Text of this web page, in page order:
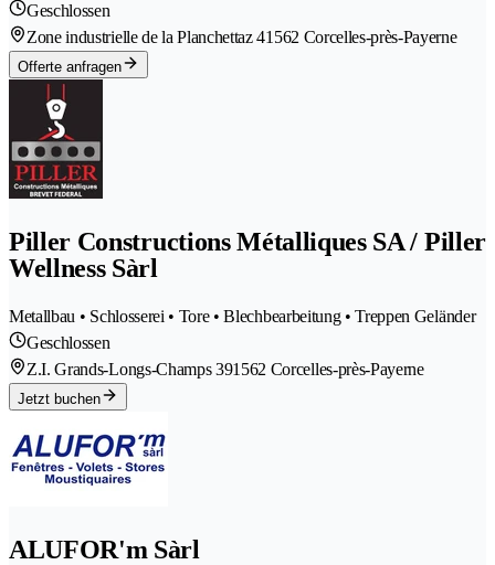
Geschlossen
Zone industrielle de la Planchettaz 41562 Corcelles-près-Payerne
Offerte anfragen
Piller Constructions Métalliques SA / Piller
Wellness Sàrl
Metallbau • Schlosserei • Tore • Blechbearbeitung • Treppen Geländer
Geschlossen
Z.I. Grands-Longs-Champs 391562 Corcelles-près-Payerne
Jetzt buchen
ALUFOR'm Sàrl